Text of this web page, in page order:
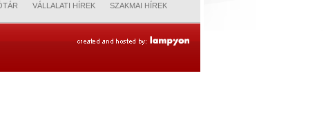
VÁLLALATI HÍREK SZAKMAI HÍREK